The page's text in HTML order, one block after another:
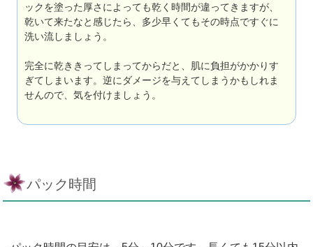
ックを塗った厚さによっても乾く時間が違ってきますが、
乾いて来たなと感じたら、多少早くてもその時点ですぐに
洗い流しましょう。
完全に乾ききってしまってからだと、肌に負担がかかりす
ぎてしまいます。逆にダメージを与えてしまうかもしれま
せんので、気を付けましょう。
パック時間